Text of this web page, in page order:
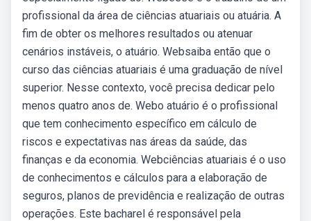
profissional da área de ciências atuariais ou atuária. A
fim de obter os melhores resultados ou atenuar
cenários instáveis, o atuário. Websaiba então que o
curso das ciências atuariais é uma graduação de nível
superior. Nesse contexto, você precisa dedicar pelo
menos quatro anos de. Webo atuário é o profissional
que tem conhecimento específico em cálculo de
riscos e expectativas nas áreas da saúde, das
finanças e da economia. Webciências atuariais é o uso
de conhecimentos e cálculos para a elaboração de
seguros, planos de previdência e realização de outras
operações. Este bacharel é responsável pela